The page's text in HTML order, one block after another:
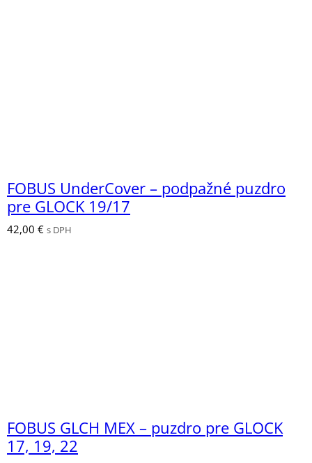
FOBUS UnderCover – podpažné puzdro
pre GLOCK 19/17
42,00 € s DPH
FOBUS GLCH MEX – puzdro pre GLOCK
17, 19, 22